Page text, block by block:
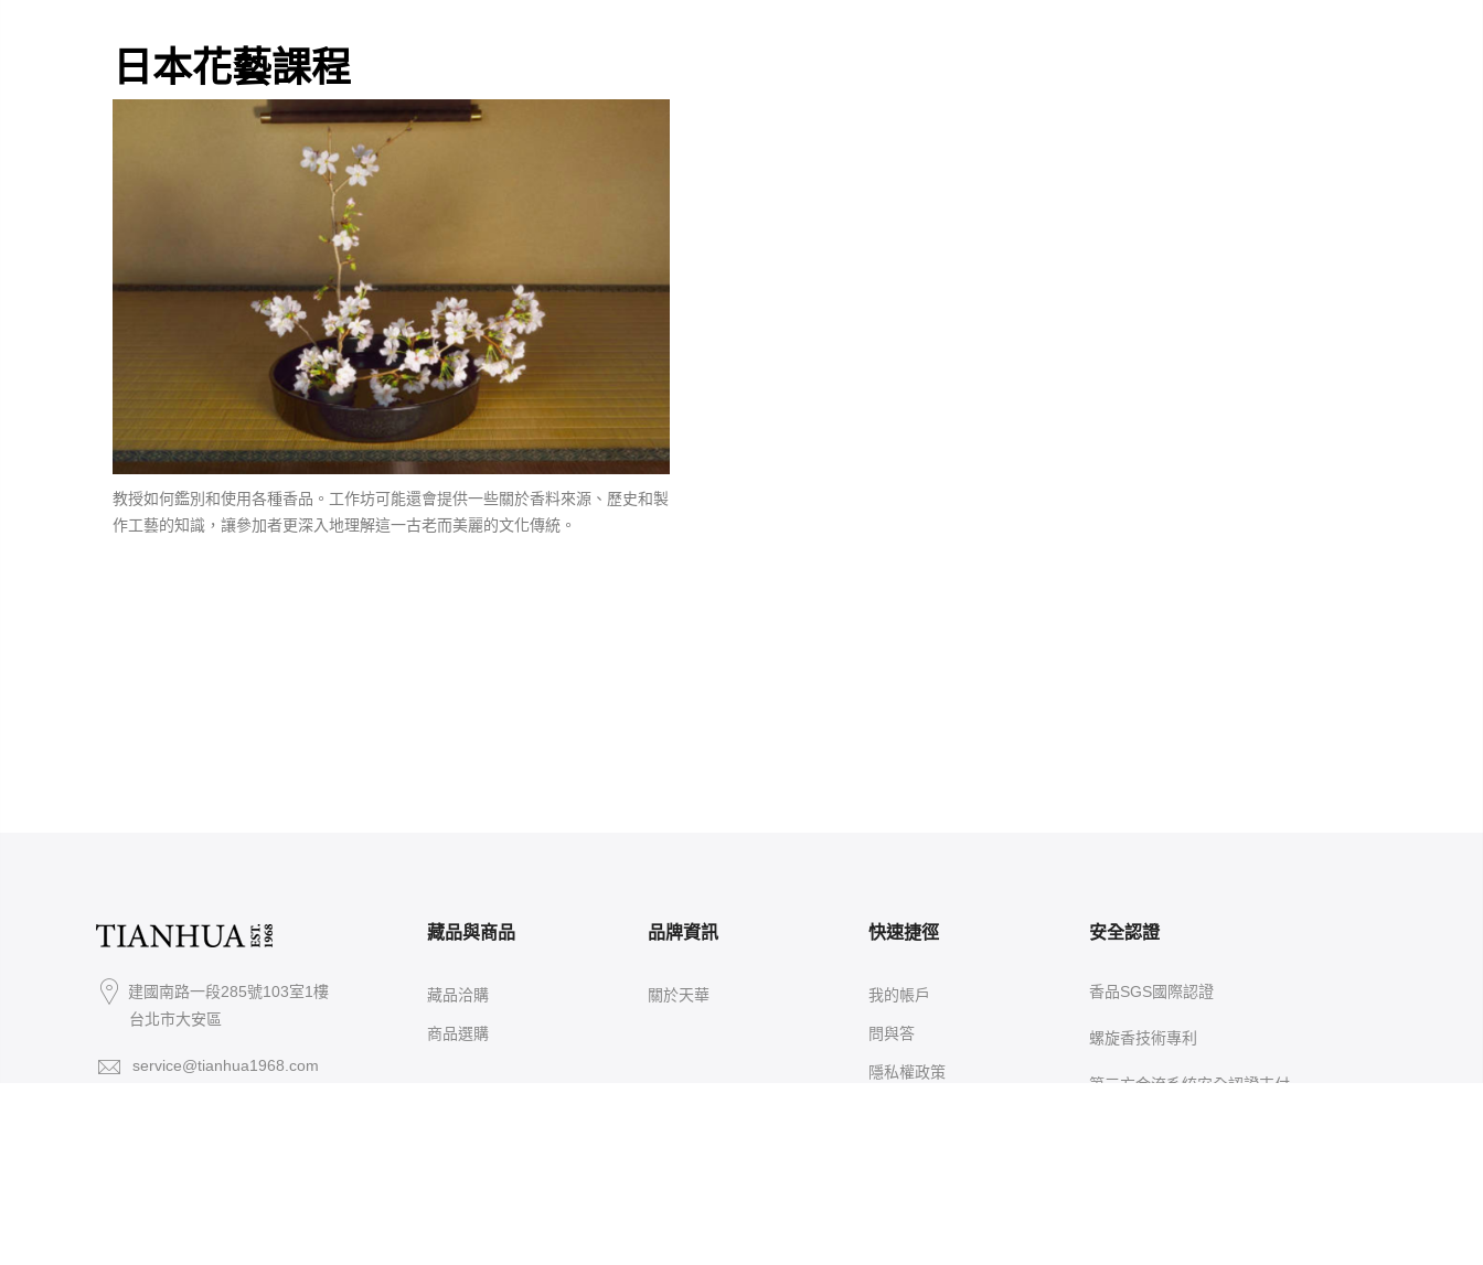
日本花藝課程
教授如何鑑別和使用各種香品。工作坊可能還會提供一些關於香料來源、歷史和製
作工藝的知識，讓參加者更深入地理解這一古老而美麗的文化傳統。
建國南路一段285號103室1樓
台北市大安區
service@tianhua1968.com
藏品與商品
藏品洽購
商品選購
品牌資訊
關於天華
快速捷徑
我的帳戶
問與答
隱私權政策
安全認證
香品SGS國際認證
螺旋香技術專利
第三方金流系統安全認證支付